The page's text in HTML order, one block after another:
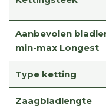
Aanbevolen
min-max Longest
Type ketting
Zaagbladlengte